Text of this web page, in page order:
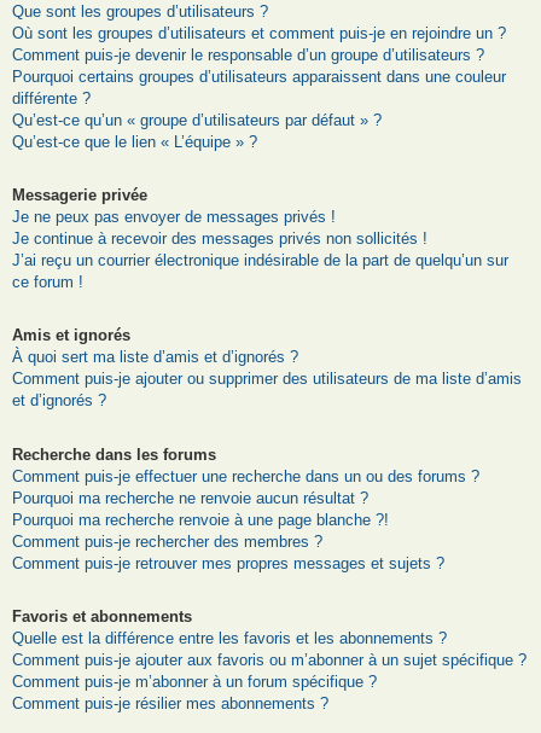
Que sont les groupes d’utilisateurs ?
Où sont les groupes d’utilisateurs et comment puis-je en rejoindre un ?
Comment puis-je devenir le responsable d’un groupe d’utilisateurs ?
Pourquoi certains groupes d’utilisateurs apparaissent dans une couleur
différente ?
Qu’est-ce qu’un « groupe d’utilisateurs par défaut » ?
Qu’est-ce que le lien « L’équipe » ?
Messagerie privée
Je ne peux pas envoyer de messages privés !
Je continue à recevoir des messages privés non sollicités !
J’ai reçu un courrier électronique indésirable de la part de quelqu’un sur
ce forum !
Amis et ignorés
À quoi sert ma liste d’amis et d’ignorés ?
Comment puis-je ajouter ou supprimer des utilisateurs de ma liste d’amis
et d’ignorés ?
Recherche dans les forums
Comment puis-je effectuer une recherche dans un ou des forums ?
Pourquoi ma recherche ne renvoie aucun résultat ?
Pourquoi ma recherche renvoie à une page blanche ?!
Comment puis-je rechercher des membres ?
Comment puis-je retrouver mes propres messages et sujets ?
Favoris et abonnements
Quelle est la différence entre les favoris et les abonnements ?
Comment puis-je ajouter aux favoris ou m’abonner à un sujet spécifique ?
Comment puis-je m’abonner à un forum spécifique ?
Comment puis-je résilier mes abonnements ?